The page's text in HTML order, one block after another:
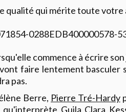
qualité qui mérite toute
commence à écrire
faire lentement basculer
pas.
Berre, Pierre Tré-Hardy
qu'interprète Guila Clara